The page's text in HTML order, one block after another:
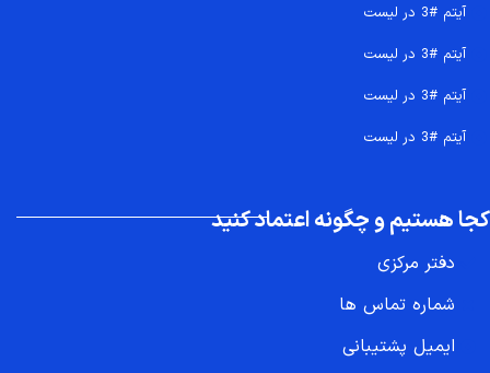
آیتم #3 در لیست
آیتم #3 در لیست
آیتم #3 در لیست
آیتم #3 در لیست
کجا هستیم و چگونه اعتماد کنید
دفتر مرکزی
شماره تماس ها
ایمیل پشتیبانی